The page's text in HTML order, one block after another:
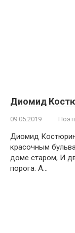
Диомид
09.05.2019
Диомид
красочным
доме старом, И
порога. А…